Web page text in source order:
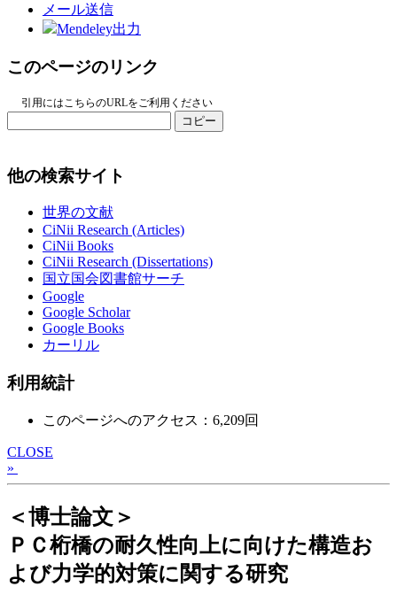
メール送信
Mendeley出力
このページのリンク
引用にはこちらのURLをご利用ください
コピー
他の検索サイト
世界の文献
CiNii Research (Articles)
CiNii Books
CiNii Research (Dissertations)
国立国会図書館サーチ
Google
Google Scholar
Google Books
カーリル
利用統計
このページへのアクセス：6,209回
CLOSE
»
＜博士論文＞
ＰＣ桁橋の耐久性向上に向けた構造お
よび力学的対策に関する研究